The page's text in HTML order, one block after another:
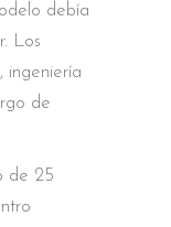
debía
Los
ingeniería
de
de 25